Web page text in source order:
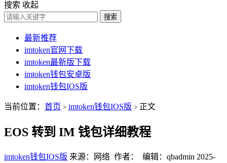
搜索 收起
搜索
最新推荐
imtoken官网下载
imtoken最新版下载
imtoken钱包安卓版
imtoken钱包IOS版
当前位置： 首页 > imtoken钱包IOS版 > 正文
EOS 转到 IM 钱包详细教程
imtoken钱包IOS版 来源：网络 作者： 编辑：qbadmin 2025-